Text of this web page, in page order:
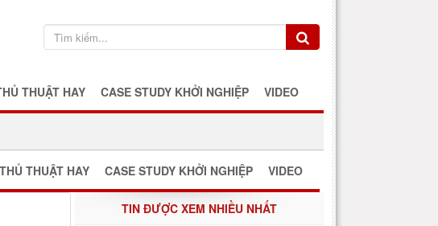
THUẬT HAY CASE STUDY KHỞI NGHIỆP VIDEO
THỦ THUẬT HAY CASE STUDY KHỞI NGHIỆP VIDEO
TIN ĐƯỢC XEM NHIỀU NHẤT